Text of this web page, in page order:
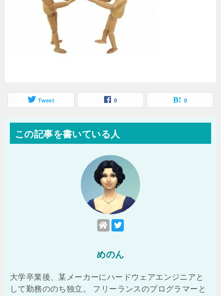
Tweet 0 0
この記事を書いている人
めのん
大学卒業後、某メーカーにハードウェアエンジニアと
して勤務ののち独立。 フリーランスのプログラマーと